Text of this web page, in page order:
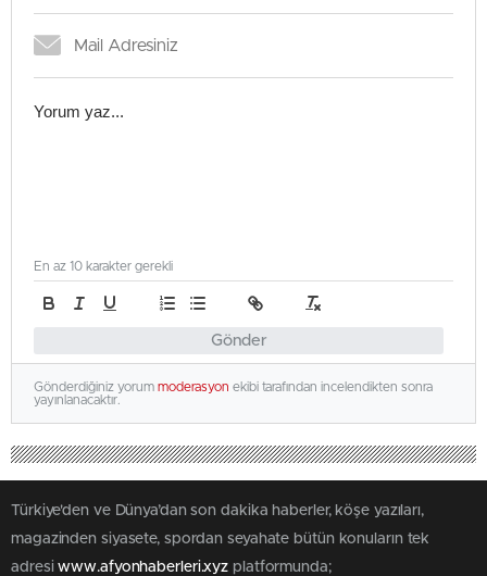
Gönder
En az 10 karakter gerekli
Gönderdiğiniz yorum moderasyon ekibi tarafından incelendikten sonra
yayınlanacaktır.
Türkiye'den ve Dünya’dan son dakika haberler, köşe yazıları,
magazinden siyasete, spordan seyahate bütün konuların tek
adresiwww.afyonhaberleri.xyz platformunda;